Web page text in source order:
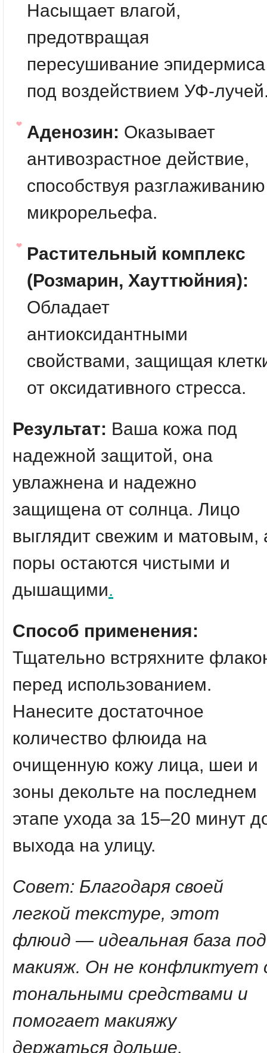
Насыщает влагой,
предотвращая
пересушивание эпидермиса
под воздействием УФ-
Аденозин: Оказывает
антивозрастное действие,
способствуя разглаживанию
микрорельефа.
Растительный комплекс
(Розмарин, Хауттюйния):
Обладает
антиоксидантными
свойствами, защищая
от оксидативного стресса.
Результат: Ваша кожа под
надежной защитой, она
увлажнена и надежно
защищена от солнца. Лицо
выглядит свежим и матовым,
поры остаются чистыми и
дышащими.
Способ применения:
Тщательно встряхните
перед использованием.
Нанесите достаточное
количество флюида на
очищенную кожу лица, шеи и
зоны декольте на последнем
этапе ухода за 15–20 минут
выхода на улицу.
Совет: Благодаря своей
легкой текстуре, этот
флюид — идеальная база под
макияж. Он не конфликтует
тональными средствами и
помогает макияжу
держаться дольше,